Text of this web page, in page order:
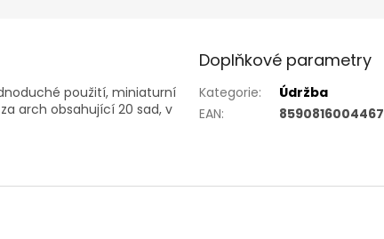
použití, miniaturní
arch obsahující 20 sad, v
Doplňkové parametry
Kategorie:
Údržba
EAN: 8590816004467